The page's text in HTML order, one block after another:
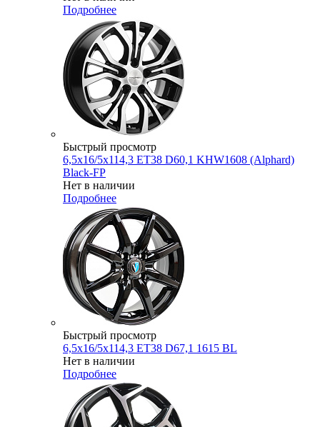
Подробнее
Быстрый просмотр
6,5x16/5x114,3 ET38 D60,1 KHW1608 (Alphard)
Black-FP
Нет в наличии
Подробнее
Быстрый просмотр
6,5x16/5x114,3 ET38 D67,1 1615 BL
Нет в наличии
Подробнее